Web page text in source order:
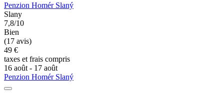
Penzion Homér Slaný
Slany
7,8/10
Bien
(17 avis)
49 €
taxes et frais compris
16 août - 17 août
Penzion Homér Slaný